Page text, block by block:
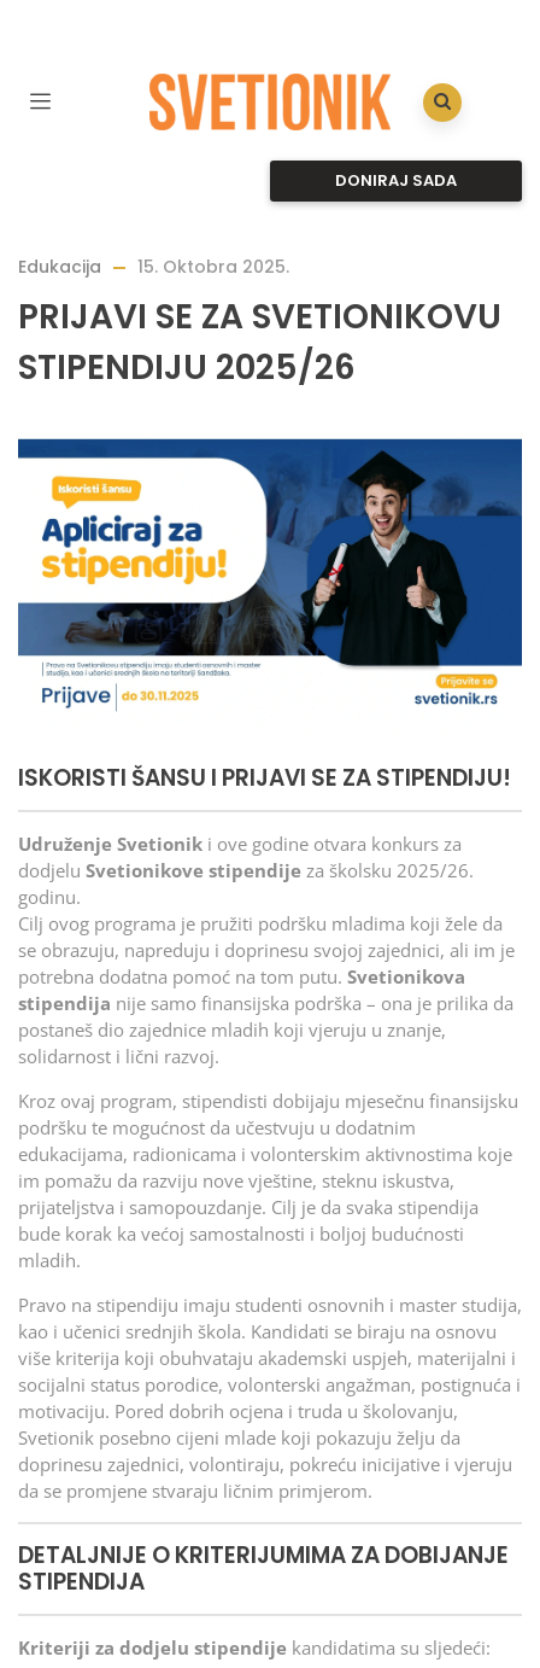
DONIRAJ SADA
Edukacija 15. Oktobra 2025.
PRIJAVI SE ZA SVETIONIKOVU
STIPENDIJU 2025/26
ISKORISTI ŠANSU I PRIJAVI SE ZA STIPENDIJU!
Udruženje Svetionik i ove godine otvara konkurs za
dodjelu Svetionikove stipendije za školsku 2025/26.
godinu.
Cilj ovog programa je pružiti podršku mladima koji žele da
se obrazuju, napreduju i doprinesu svojoj zajednici, ali im je
potrebna dodatna pomoć na tom putu. Svetionikova
stipendija nije samo finansijska podrška – ona je prilika da
postaneš dio zajednice mladih koji vjeruju u znanje,
solidarnost i lični razvoj.
Kroz ovaj program, stipendisti dobijaju mjesečnu finansijsku
podršku te mogućnost da učestvuju u dodatnim
edukacijama, radionicama i volonterskim aktivnostima koje
im pomažu da razviju nove vještine, steknu iskustva,
prijateljstva i samopouzdanje. Cilj je da svaka stipendija
bude korak ka većoj samostalnosti i boljoj budućnosti
mladih.
Pravo na stipendiju imaju studenti osnovnih i master studija,
kao i učenici srednjih škola. Kandidati se biraju na osnovu
više kriterija koji obuhvataju akademski uspjeh, materijalni i
socijalni status porodice, volonterski angažman, postignuća i
motivaciju. Pored dobrih ocjena i truda u školovanju,
Svetionik posebno cijeni mlade koji pokazuju želju da
doprinesu zajednici, volontiraju, pokreću inicijative i vjeruju
da se promjene stvaraju ličnim primjerom.
DETALJNIJE O KRITERIJUMIMA ZA DOBIJANJE
STIPENDIJA
Kriteriji za dodjelu stipendije kandidatima su sljedeći: